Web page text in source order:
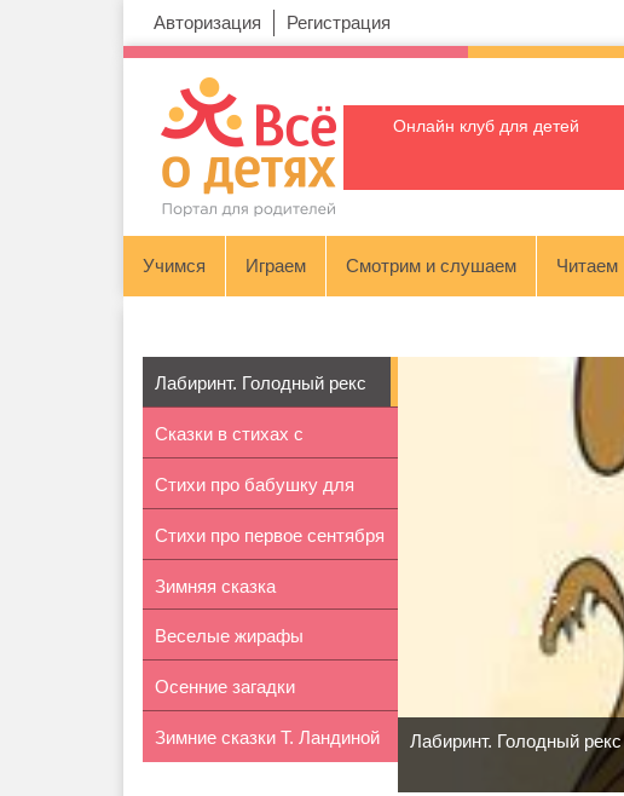
Авторизация Регистрация
Онлайн клуб для детей
Учимся Играем Смотрим и слушаем Читаем
Лабиринт. Голодный рекс
Сказки в стихах с
иллюстрациями...
Стихи про бабушку для
детей 2-4...
Стихи про первое сентября
для д...
Зимняя сказка
«Снегурочка»
Веселые жирафы
Осенние загадки
Зимние сказки Т. Ландиной Лабиринт. Голодный рекс